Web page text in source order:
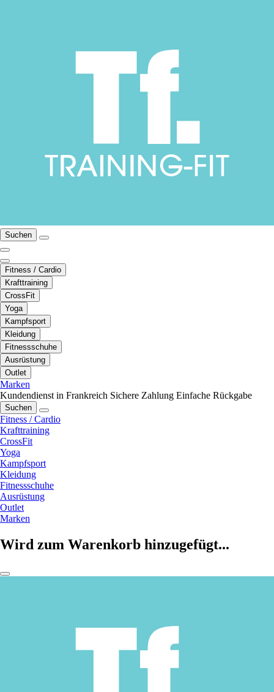
Suchen
Fitness / Cardio
Krafttraining
CrossFit
Yoga
Kampfsport
Kleidung
Fitnessschuhe
Ausrüstung
Outlet
Marken
Kundendienst in Frankreich Sichere Zahlung Einfache Rückgabe
Suchen
Fitness / Cardio
Krafttraining
CrossFit
Yoga
Kampfsport
Kleidung
Fitnessschuhe
Ausrüstung
Outlet
Marken
Wird zum Warenkorb hinzugefügt...